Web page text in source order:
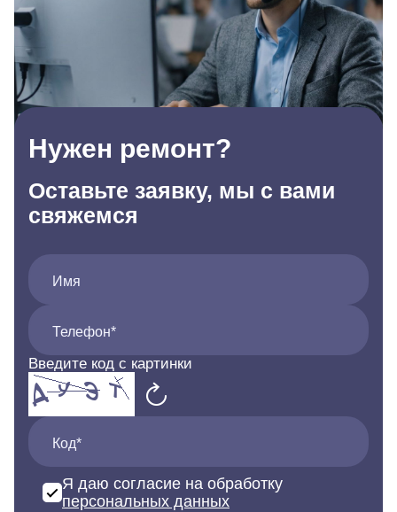
Нужен ремонт?
Оставьте заявку, мы с вами
свяжемся
Имя
Телефон*
Введите код с картинки
Код*
Я даю согласие на обработку
персональных данных